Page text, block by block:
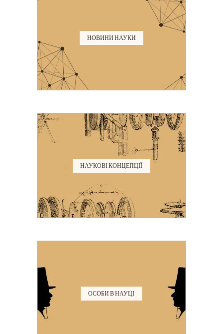
НОВИНИ НАУКИ
НАУКОВІ КОНЦЕПЦІЇ
ОСОБИ В НАУЦІ